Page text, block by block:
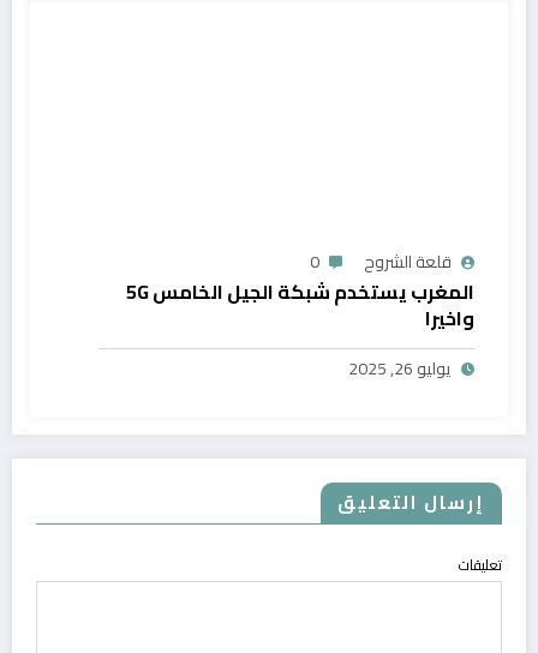
قلعة الشروح 0
المغرب يستخدم شبكة الجيل الخامس 5G
واخيرا
يوليو 26, 2025
إرسال التعليق
تعليقات